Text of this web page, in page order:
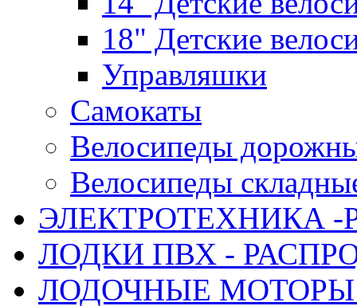
18" Детские
Управляшки
Самокаты
Велосипеды
Велосипеды
ЭЛЕКТРОТЕХНИКА
ЛОДКИ ПВХ -
ЛОДОЧНЫЕ